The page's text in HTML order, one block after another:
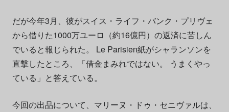
だが今年3月、彼がスイス・ライフ・バンク・プリヴェ
から借りた1000万ユーロ（約16億円）の返済に苦しん
でいると報じられた。 Le Parisien紙がシャランソンを
直撃したところ、「借金まみれではない。 うまくやっ
ている」と答えている。
今回の出品について、マリーヌ・ドゥ・セニヴァルは、